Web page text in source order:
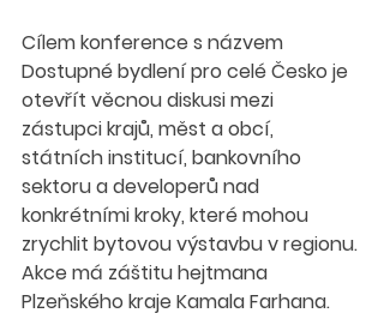
Cílem konference s názvem
Dostupné bydlení pro celé Česko je
otevřít věcnou diskusi mezi
zástupci krajů, měst a obcí,
státních institucí, bankovního
sektoru a developerů nad
konkrétními kroky, které mohou
zrychlit bytovou výstavbu v regionu.
Akce má záštitu hejtmana
Plzeňského kraje Kamala Farhana.